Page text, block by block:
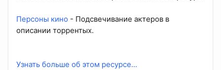
Персоны кино - Подсвечивание актеров в
описании торрентых.
Узнать больше об этом ресурсе...